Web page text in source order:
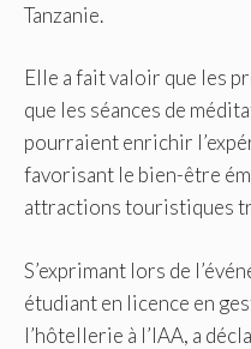
Tanzanie.
Elle a fait valoir que les
que les séances de
pourraient enrichir
favorisant le bien-être
attractions touristiques
S’exprimant lors de
étudiant en licence en
l’hôtellerie à l’IAA, a